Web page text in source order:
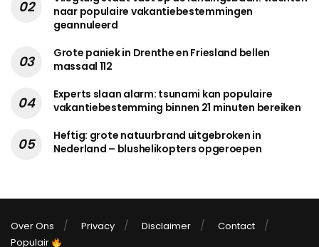
naar populaire vakantiebestemmingen
geannuleerd
Grote paniek in Drenthe en Friesland bellen
massaal 112
Experts slaan alarm: tsunami kan populaire
vakantiebestemming binnen 21 minuten bereiken
Heftig: grote natuurbrand uitgebroken in
Nederland – blushelikopters opgeroepen
Over Ons Privacy Disclaimer
Contact
Populair